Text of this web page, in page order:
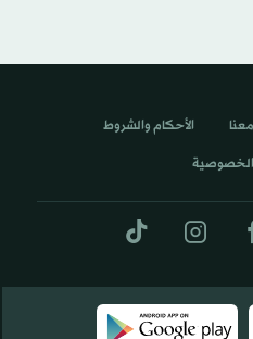
الأحكام والشروط